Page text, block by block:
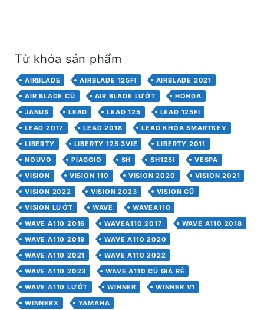
Từ khóa sản phẩm
AIRBLADE AIRBLADE 125FI
AIRBLADE 2021
AIR BLADE CŨ
AIR BLADE LƯỚT
HONDA
JANUS
LEAD LEAD 125
LEAD 125FI
LEAD 2017
LEAD 2018
LEAD KHÓA SMARTKEY
LIBERTY
LIBERTY 125 3VIE
LIBERTY 2011
NOUVO
PIAGGIO SH SH125I
VESPA
VISION
VISION 110 VISION 2020
VISION 2021
VISION 2022
VISION 2023
VISION CŨ
VISION LƯỚT
WAVE
WAVEA110
WAVE A110 2016
WAVEA110 2017
WAVE A110 2018
WAVE A110 2019
WAVE A110 2020
WAVE A110 2021
WAVE A110 2022
WAVE A110 2023
WAVE A110 CŨ GIÁ RẺ
WAVE A110 LƯỚT
WINNER
WINNER V1
WINNERX
YAMAHA